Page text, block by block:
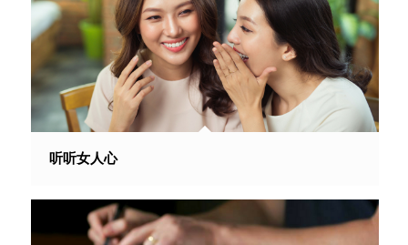
听听女人心